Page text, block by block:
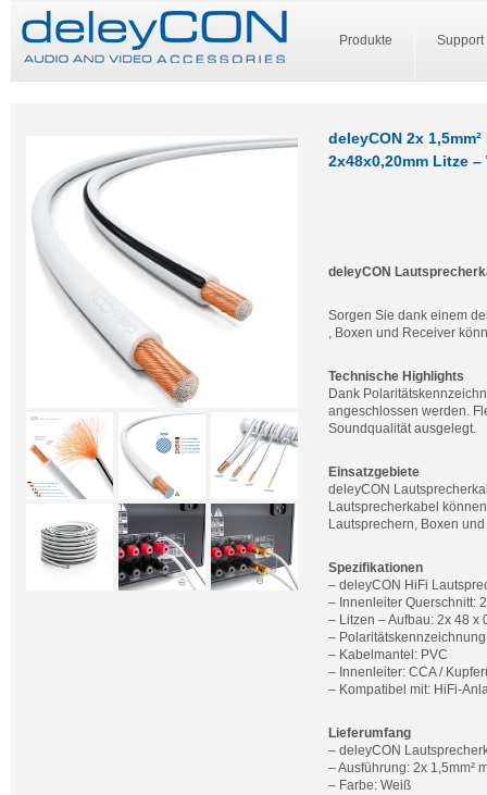
Produkte Support
deleyCON 2x
2x48x0,20mm Litze –
deleyCON
Sorgen Sie dank einem
, Boxen und Receiver
Technische Highlights
Dank
angeschlossen werden.
Soundqualität ausgelegt.
Einsatzgebiete
deleyCON
Lautsprecherkabel
Lautsprechern, Boxen
Spezifikationen
– deleyCON HiFi
– Innenleiter Querschnitt:
– Litzen – Aufbau: 2x 48 x
–
– Kabelmantel: PVC
– Innenleiter: CCA /
– Kompatibel mit: HiFi-
Lieferumfang
– deleyCON
– Ausführung: 2x 1,5mm²
– Farbe: Weiß